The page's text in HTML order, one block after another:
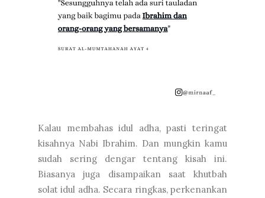
Kalau membahas idul adha, pasti teringat
kisahnya Nabi Ibrahim. Dan mungkin kamu
sudah sering dengar tentang kisah ini.
Biasanya juga disampaikan saat khutbah
solat idul adha. Secara ringkas, perkenankan